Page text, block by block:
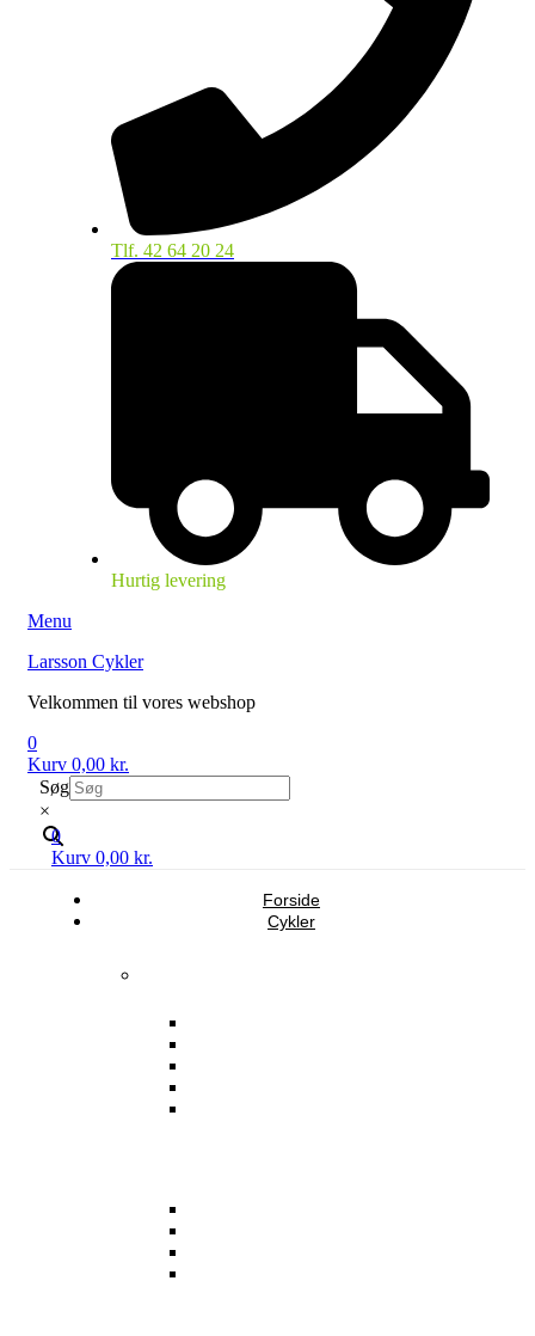
Tlf. 42 64 20 24
Hurtig levering
Menu
Larsson Cykler
Velkommen til vores webshop
0
Kurv 0,00 kr.
Søg
×
0
Kurv 0,00 kr.
Forside
Cykler